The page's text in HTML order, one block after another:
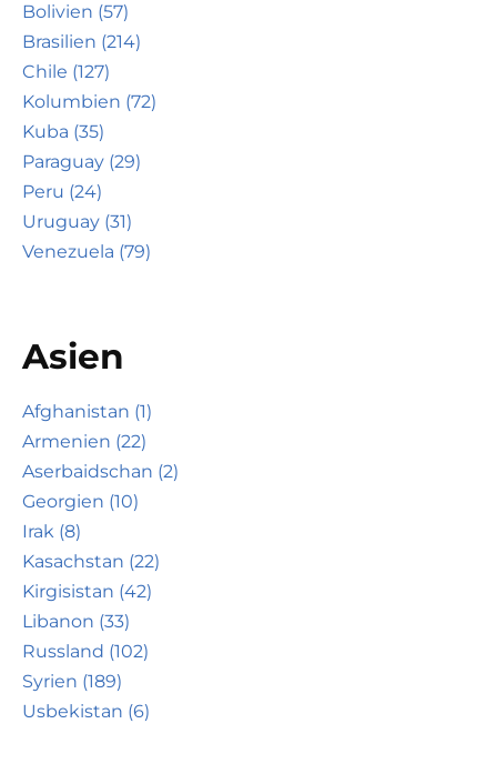
Bolivien (57)
Brasilien (214)
Chile (127)
Kolumbien (72)
Kuba (35)
Paraguay (29)
Peru (24)
Uruguay (31)
Venezuela (79)
Asien
Afghanistan (1)
Armenien (22)
Aserbaidschan (2)
Georgien (10)
Irak (8)
Kasachstan (22)
Kirgisistan (42)
Libanon (33)
Russland (102)
Syrien (189)
Usbekistan (6)